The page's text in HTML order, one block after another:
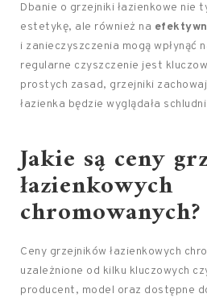
Dbanie o grzejniki łazienkowe nie
estetykę, ale również na
i zanieczyszczenia mogą wpłynąć
regularne czyszczenie jest
prostych zasad, grzejniki
łazienka będzie wyglądała
Jakie są ceny
łazienkowych
chromowanych?
Ceny grzejników łazienkowych
uzależnione od kilku kluczowych
producent, model oraz dostępne